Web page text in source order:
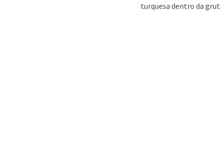
turquesa dentro da